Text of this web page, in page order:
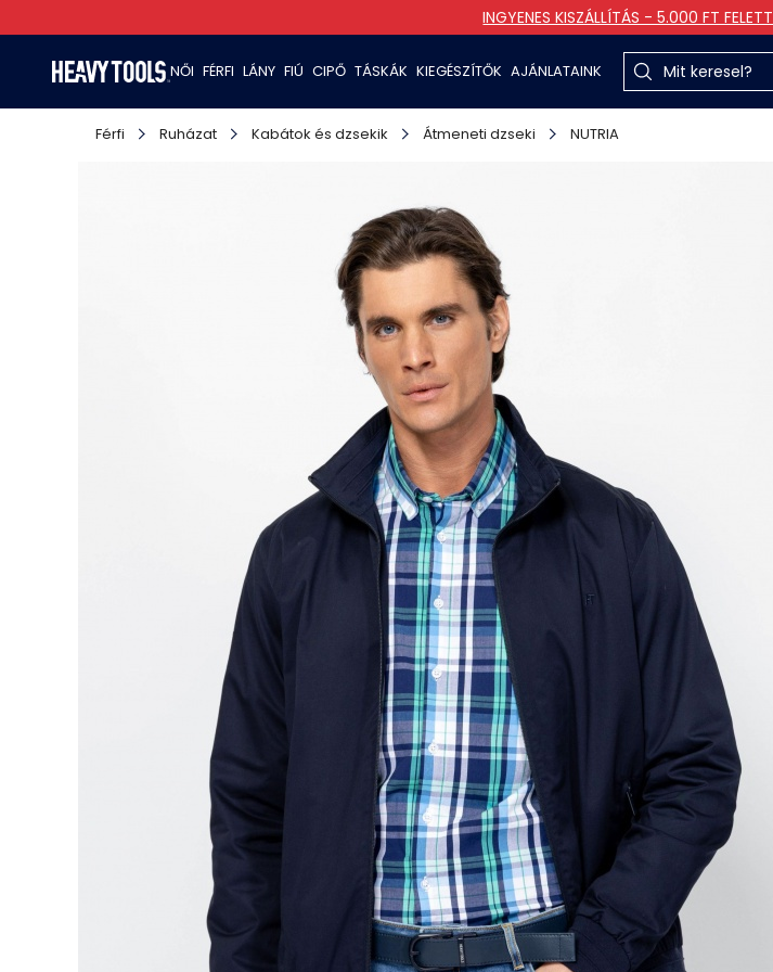
INGYENES KISZÁLLÍTÁS - 5.000 FT FELETT
NŐI FÉRFI LÁNY FIÚ CIPŐ TÁSKÁK KIEGÉSZÍTŐK AJÁNLATAINK
Férfi Ruházat Kabátok és dzsekik Átmeneti dzseki NUTRIA